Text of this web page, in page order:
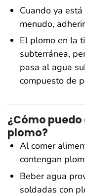
Cuando ya
menudo,
El plomo en la
subterránea,
pasa al agua
compuesto de
¿Cómo
plomo?
Al comer
contengan
Beber agua
soldadas con